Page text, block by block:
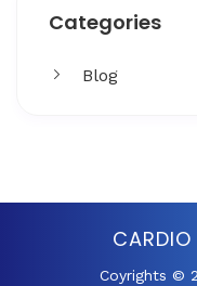
Categories
Blog
CARDIO
Coyrights ©